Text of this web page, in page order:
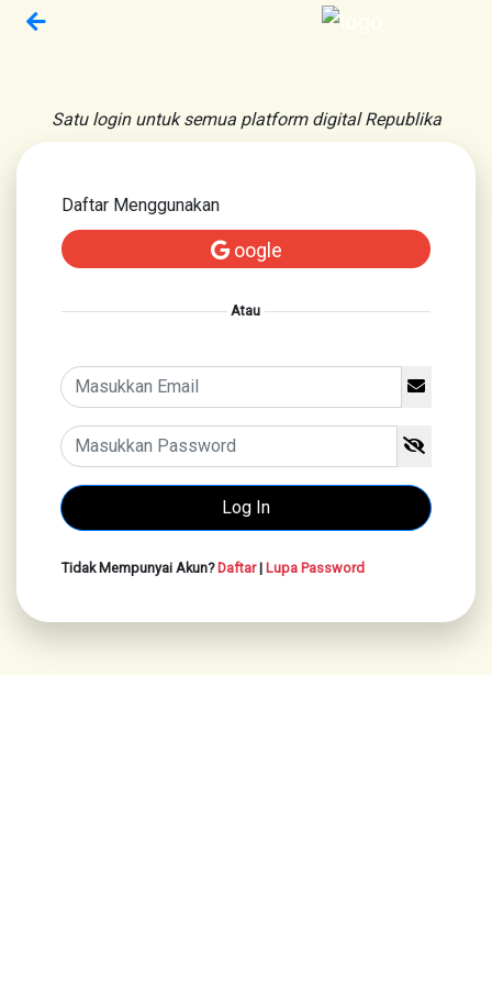
Satu login untuk semua platform digital Republika
Daftar Menggunakan
oogle
Atau
Tidak Mempunyai Akun?Daftar| Lupa Password